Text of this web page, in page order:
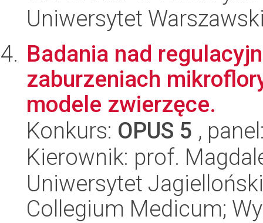
Uniwersytet
Badania nad
zaburzeniach
modele zwierzęce.
Konkurs: OPUS 5 ,
Kierownik: prof.
Uniwersytet
Collegium Medicum;